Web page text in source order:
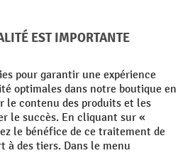
Mentions légales
Politique de cookies